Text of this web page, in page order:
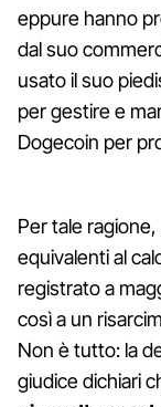
eppure hanno
dal suo
usato il suo
per gestire e
Dogecoin per
Per tale
equivalenti al
registrato a
così a un
Non è tutto: la
giudice dichiari